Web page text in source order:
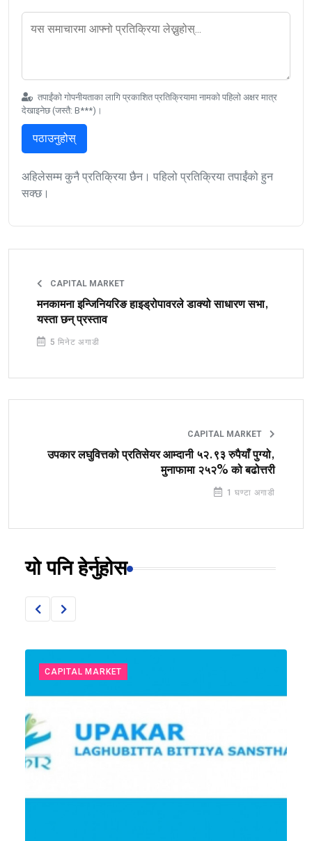
तपाईंको गोपनीयताका लागि प्रकाशित प्रतिक्रियामा नामको पहिलो अक्षर मात्र
देखाइनेछ (जस्तै: B***)।
पठाउनुहोस्
अहिलेसम्म कुनै प्रतिक्रिया छैन। पहिलो प्रतिक्रिया तपाईंको हुन
सक्छ।
CAPITAL MARKET
मनकामना इन्जिनियरिङ हाइड्रोपावरले डाक्यो साधारण सभा,
यस्ता छन् प्रस्ताव
5 मिनेट अगाडी
CAPITAL MARKET
उपकार लघुवित्तको प्रतिसेयर आम्दानी ५२.९३ रुपैयाँ पुग्यो,
मुनाफामा २५२% को बढोत्तरी
1 घण्टा अगाडी
यो पनि हेर्नुहोस
CAPITAL MARKET